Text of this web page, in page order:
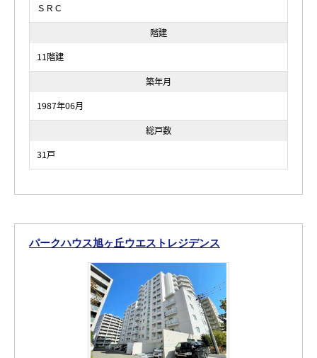
ＳＲＣ
階建
11階建
築年月
1987年06月
総戸数
31戸
パークハウス旭ヶ丘ウエストレジデンス